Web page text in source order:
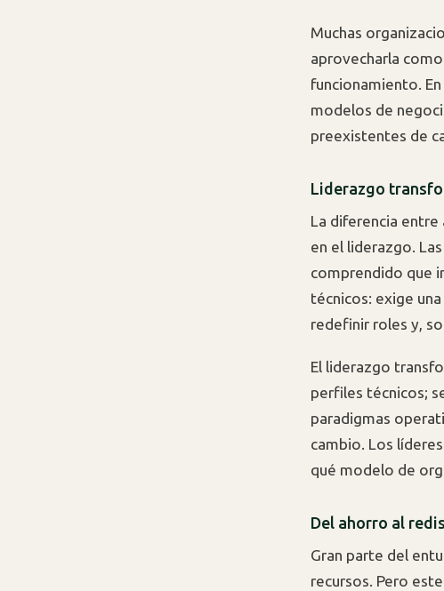
Muchas
aprovecharla
funcionamiento.
modelos de
preexistentes de
Liderazgo
La diferencia entre
en el liderazgo.
comprendido que
técnicos: exige
redefinir roles y,
El liderazgo
perfiles técnicos;
paradigmas
cambio. Los
qué modelo de
Del ahorro al
Gran parte del
recursos. Pero